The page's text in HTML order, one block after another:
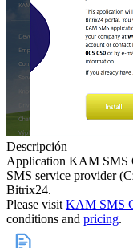
Descripción
Application KAM SMS
SMS service provider
Bitrix24.
Please visitKAM SMS
conditions and pricing.